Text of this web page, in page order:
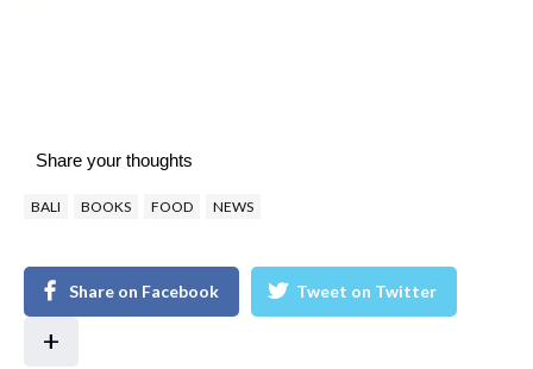
Share your thoughts
BALI BOOKS FOOD NEWS
Share on Facebook Tweet on Twitter
+